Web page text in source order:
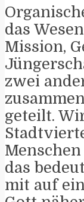
das
Mission,
zwei
geteilt.
das
mit auf